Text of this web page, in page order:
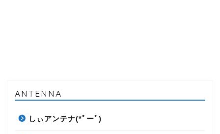
ANTENNA
しぃアンテナ(*ﾟーﾟ)